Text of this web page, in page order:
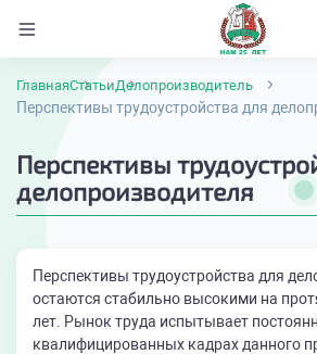
ГлавнаяСтатьиДелопроизводитель
Перспективы трудоустройства для
Перспективы
делопроизводителя
Перспективы трудоустройства для
остаются стабильно высокими на
лет. Рынок труда испытывает
квалифицированных кадрах данного